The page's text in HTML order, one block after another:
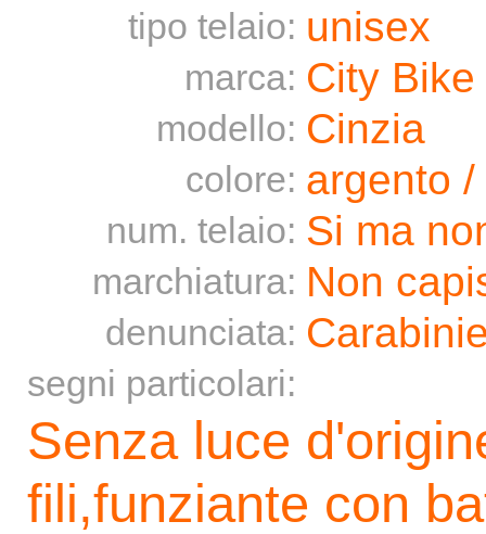
tipo telaio: unisex
marca: City Bike
modello: Cinzia
colore: argento
num. telaio: Si ma
marchiatura: Non
denunciata:
segni particolari:
Senza luce
fili,funziante con